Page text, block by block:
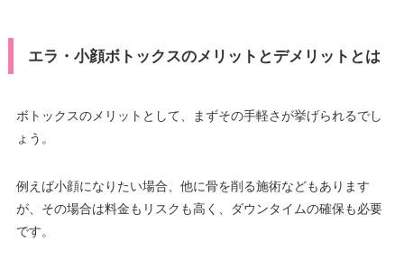
エラ・小顔ボトックスのメリットとデメリットとは
ボトックスのメリットとして、まずその手軽さが挙げられるでし
ょう。
例えば小顔になりたい場合、他に骨を削る施術などもあります
が、その場合は料金もリスクも高く、ダウンタイムの確保も必要
です。